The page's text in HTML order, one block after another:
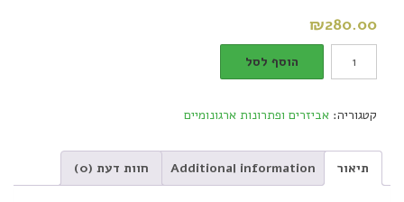
₪280.00
רגליים
quantity
הוסף לסל
קטגוריה: אביזרים ופתרונות ארגונומיים
תיאור Additional information חוות דעת (0)